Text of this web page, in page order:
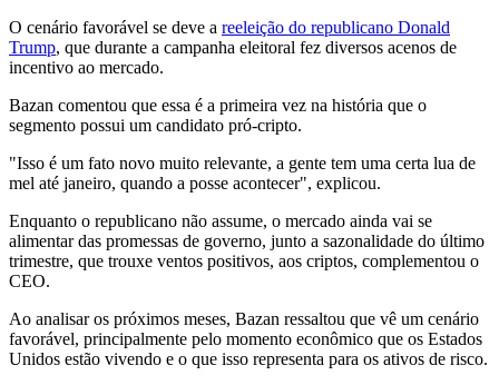
O cenário favorável se deve a reeleição do republicano Donald
Trump, que durante a campanha eleitoral fez diversos acenos de
incentivo ao mercado.
Bazan comentou que essa é a primeira vez na história que o
segmento possui um candidato pró-cripto.
"Isso é um fato novo muito relevante, a gente tem uma certa lua de
mel até janeiro, quando a posse acontecer", explicou.
Enquanto o republicano não assume, o mercado ainda vai se
alimentar das promessas de governo, junto a sazonalidade do último
trimestre, que trouxe ventos positivos, aos criptos, complementou o
CEO.
Ao analisar os próximos meses, Bazan ressaltou que vê um cenário
favorável, principalmente pelo momento econômico que os Estados
Unidos estão vivendo e o que isso representa para os ativos de risco.